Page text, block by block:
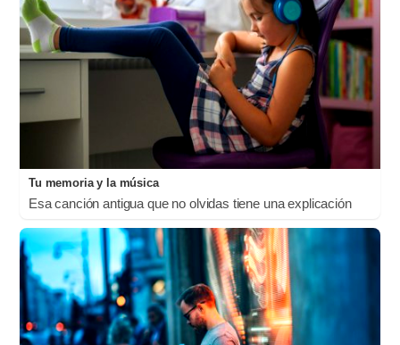
Tu memoria y la música
Esa canción antigua que no olvidas tiene una explicación